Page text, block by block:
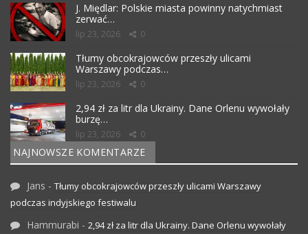
J. Międlar: Polskie miasta powinny natychmiast
zerwać…
lip 23, 2026 0
Tłumy obcokrajowców przeszły ulicami
Warszawy podczas…
lip 23, 2026 0
2,94 zł za litr dla Ukrainy. Dane Orlenu wywołały
burzę…
lip 23, 2026 0
NAJNOWSZE KOMENTARZE
Jans - Tłumy obcokrajowców przeszły ulicami Warszawy
podczas indyjskiego festiwalu
Hammurabi - 2,94 zł za litr dla Ukrainy. Dane Orlenu wywołały